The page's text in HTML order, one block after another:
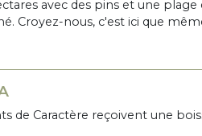
avec des pins et une
Croyez-nous, c'est ici que
de Caractère reçoivent une